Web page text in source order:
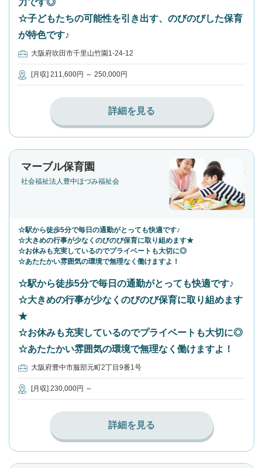
力です◎
☆子どもたちの可能性を引き出す、のびのびした保育
が特色です♪
大阪府吹田市千里山竹園1-24-12
[月収] 211,600円 ～ 250,000円
詳細を見る
マーブル保育園
社会福祉法人豊中ほづみ福祉会
☆駅から徒歩5分で毎日の通勤がとっても快適です♪
☆大きめの行事が少なくのびのび保育に取り組めます★
☆お休みも充実しているのでプライベートも大切に◎
☆あたたかい雰囲気の環境で無理なく働けますよ！
☆駅から徒歩5分で毎日の通勤がとっても快適です♪
☆大きめの行事が少なくのびのび保育に取り組めます
★
☆お休みも充実しているのでプライベートも大切に◎
☆あたたかい雰囲気の環境で無理なく働けますよ！
大阪府豊中市服部元町2丁目9番1号
[月収] 230,000円 ～
詳細を見る